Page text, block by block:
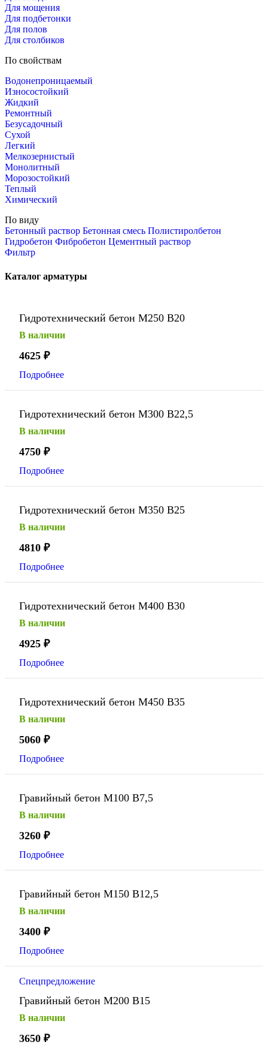
Для мощения
Для подбетонки
Для полов
Для столбиков
По свойствам
Водонепроницаемый
Износостойкий
Жидкий
Ремонтный
Безусадочный
Сухой
Легкий
Мелкозернистый
Монолитный
Морозостойкий
Теплый
Химический
По виду
Бетонный раствор Бетонная смесь Полистиролбетон
Гидробетон Фибробетон Цементный раствор
Фильтр
Каталог арматуры
Гидротехнический бетон М250 В20
В наличии
4625 ₽
Подробнее
Гидротехнический бетон М300 В22,5
В наличии
4750 ₽
Подробнее
Гидротехнический бетон М350 В25
В наличии
4810 ₽
Подробнее
Гидротехнический бетон М400 В30
В наличии
4925 ₽
Подробнее
Гидротехнический бетон М450 В35
В наличии
5060 ₽
Подробнее
Гравийный бетон М100 В7,5
В наличии
3260 ₽
Подробнее
Гравийный бетон М150 В12,5
В наличии
3400 ₽
Подробнее
Спецпредложение
Гравийный бетон М200 В15
В наличии
3650 ₽